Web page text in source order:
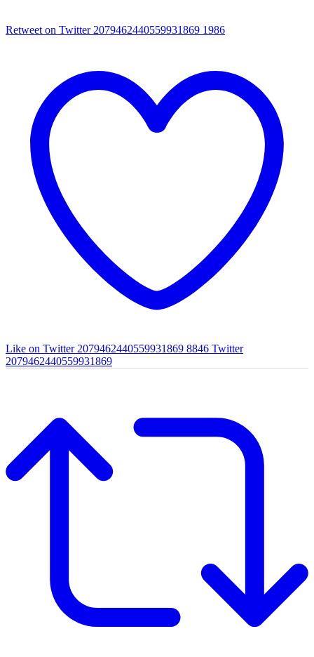
Retweet on Twitter 2079462440559931869 1986
Like on Twitter 2079462440559931869 8846 Twitter
2079462440559931869